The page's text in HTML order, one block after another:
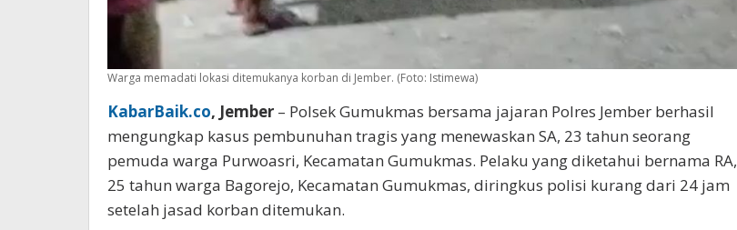
Warga memadati lokasi ditemukanya korban di Jember. (Foto: Istimewa)
KabarBaik.co, Jember – Polsek Gumukmas bersama jajaran Polres Jember berhasil
mengungkap kasus pembunuhan tragis yang menewaskan SA, 23 tahun seorang
pemuda warga Purwoasri, Kecamatan Gumukmas. Pelaku yang diketahui bernama RA,
25 tahun warga Bagorejo, Kecamatan Gumukmas, diringkus polisi kurang dari 24 jam
setelah jasad korban ditemukan.